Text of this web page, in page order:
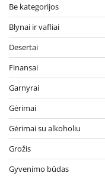
Be kategorijos
Blynai ir vafliai
Desertai
Finansai
Garnyrai
Gėrimai
Gėrimai su alkoholiu
Grožis
Gyvenimo būdas